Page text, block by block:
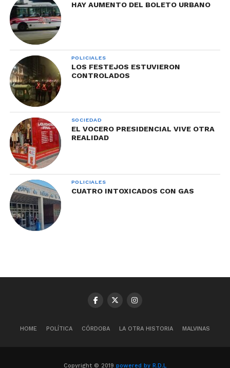
HAY AUMENTO DEL BOLETO URBANO
POLICIALES
LOS FESTEJOS ESTUVIERON
CONTROLADOS
SOCIEDAD
EL VOCERO PRESIDENCIAL VIVE OTRA
REALIDAD
POLICIALES
CUATRO INTOXICADOS CON GAS
HOME POLÍTICA CÓRDOBA LA OTRA HISTORIA MALVINAS
Copyright © 2019 powered by R.D.L